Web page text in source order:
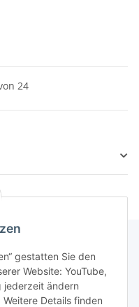
gestatten Sie den
Website: YouTube,
jederzeit ändern
Details finden
24